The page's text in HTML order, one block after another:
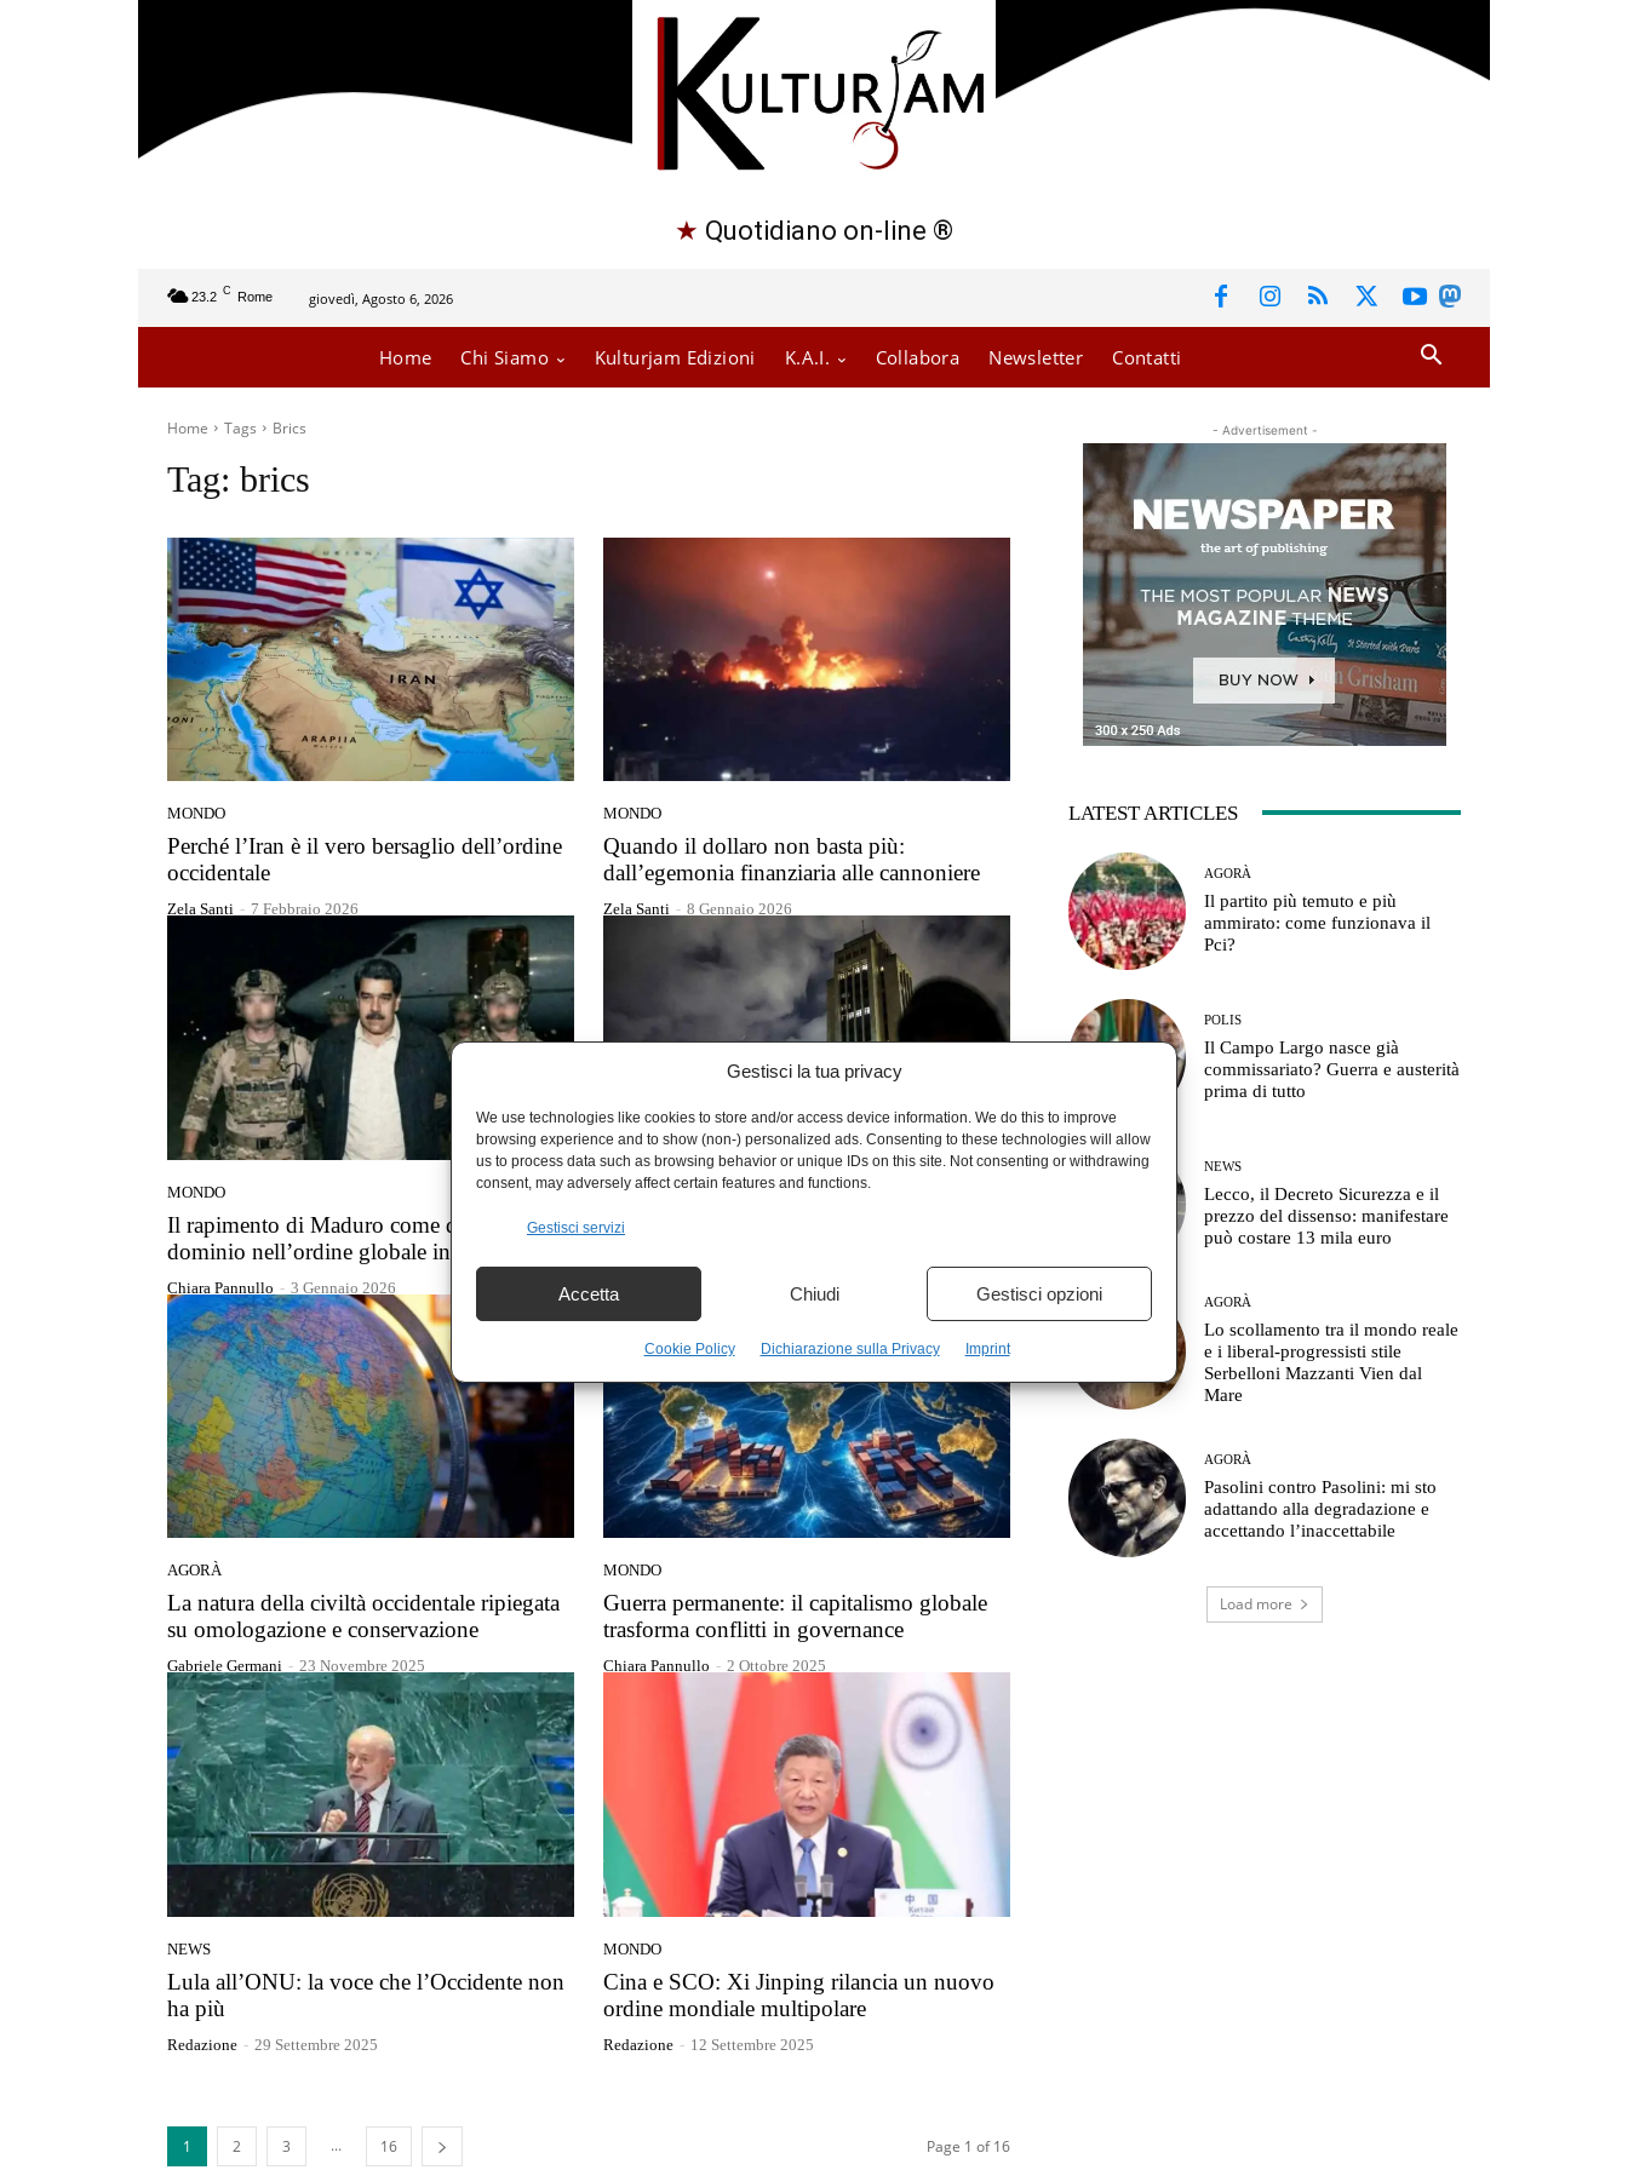
Gestisci la tua privacy
We use technologies like cookies to store and/or access device information. We do this to improve
browsing experience and to show (non-) personalized ads. Consenting to these technologies will allow
us to process data such as browsing behavior or unique IDs on this site. Not consenting or withdrawing
consent, may adversely affect certain features and functions.
Gestisci servizi
Accetta Chiudi Gestisci opzioni
Cookie Policy Dichiarazione sulla Privacy Imprint
★ Quotidiano on-line ®
23.2 C Rome giovedì, Agosto 6, 2026
Home Chi Siamo Kulturjam Edizioni K.A.I. Collabora Newsletter Contatti
Home Tags Brics
Tag: brics
MONDO
Perché l’Iran è il vero bersaglio dell’ordine
occidentale
Zela Santi - 7 Febbraio 2026
MONDO
Quando il dollaro non basta più:
dall’egemonia finanziaria alle cannoniere
Zela Santi - 8 Gennaio 2026
MONDO
Il rapimento di Maduro come dispositivo di
dominio nell’ordine globale in crisi
Chiara Pannullo - 3 Gennaio 2026
NEWS
L’atto banditesco USA in Venezuela è un
Redazione 3 Gennaio 2026
AGORÀ
La natura della civiltà occidentale ripiegata
su omologazione e conservazione
Gabriele Germani - 23 Novembre 2025
MONDO
Guerra permanente: il capitalismo globale
trasforma conflitti in governance
Chiara Pannullo - 2 Ottobre 2025
NEWS
Lula all’ONU: la voce che l’Occidente non
ha più
Redazione - 29 Settembre 2025
MONDO
Cina e SCO: Xi Jinping rilancia un nuovo
ordine mondiale multipolare
Redazione - 12 Settembre 2025
1 2 3 ... 16 Page 1 of 16
- Advertisement -
LATEST ARTICLES
AGORÀ
Il partito più temuto e più
ammirato: come funzionava il
Pci?
POLIS
Il Campo Largo nasce già
commissariato? Guerra e austerità
prima di tutto
NEWS
Lecco, il Decreto Sicurezza e il
prezzo del dissenso: manifestare
può costare 13 mila euro
AGORÀ
Lo scollamento tra il mondo reale
e i liberal-progressisti stile
Serbelloni Mazzanti Vien dal
Mare
AGORÀ
Pasolini contro Pasolini: mi sto
adattando alla degradazione e
accettando l’inaccettabile
Load more